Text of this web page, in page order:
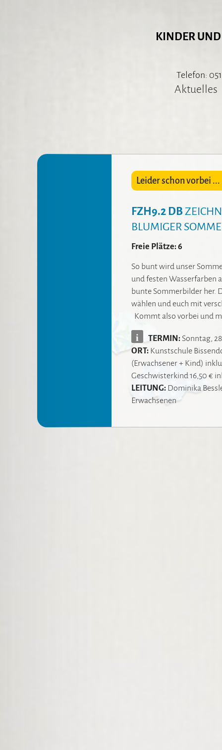
Aktuelles
Leider schon vorbei ...
FZH9.2 DB
BLUMIGER
Freie Plätze: 6
So bunt wird unser
und festen Wasserfarben
bunte Sommerbilder her.
wählen und euch mit
Kommt also vorbei und
i TERMIN: Sonntag,
ORT: Kunstschule
(Erwachsener + Kind)
Geschwisterkind 16,50 €
LEITUNG: Dominika
Erwachsenen
KINDER UND
Telefon: